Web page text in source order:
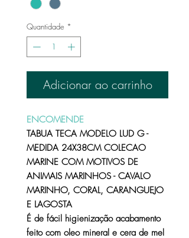
Quantidade *
Adicionar ao carrinho
ENCOMENDE
TABUA TECA MODELO LUD G -
MEDIDA 24X38CM COLECAO
MARINE COM MOTIVOS DE
ANIMAIS MARINHOS - CAVALO
MARINHO, CORAL, CARANGUEJO
E LAGOSTA
É de fácil higienização acabamento
feito com oleo mineral e cera de mel